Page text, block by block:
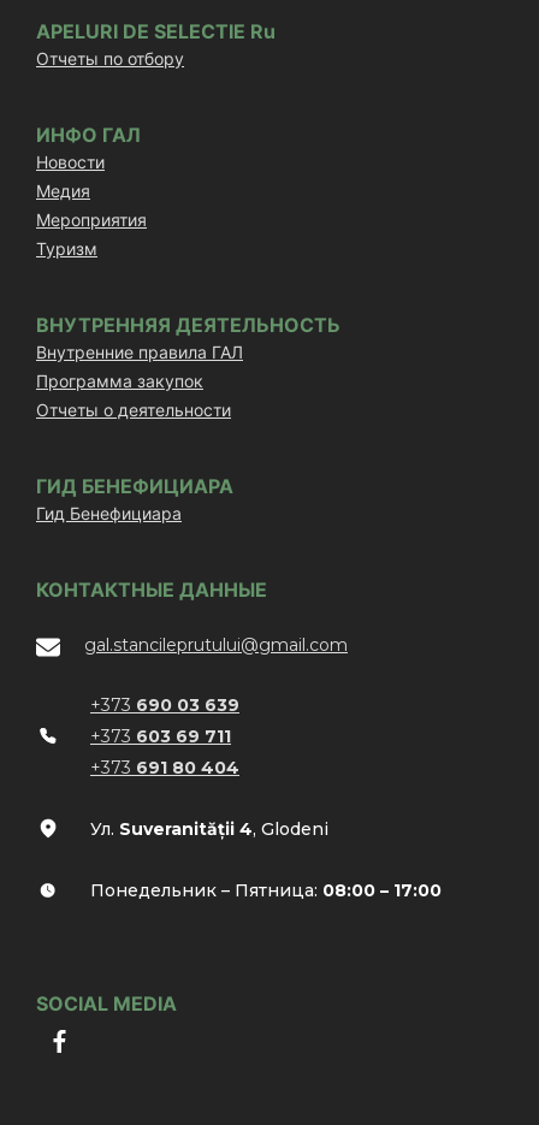
APELURI DE SELECTIE Ru
Отчеты по отбору
ИНФО ГАЛ
Новости
Медия
Мероприятия
Туризм
ВНУТРЕННЯЯ ДЕЯТЕЛЬНОСТЬ
Внутренние правила ГАЛ
Программа закупок
Отчеты о деятельности
ГИД БЕНЕФИЦИАРА
Гид Бенефициара
КОНТАКТНЫЕ ДАННЫЕ
gal.stancileprutului@gmail.com
+373 690 03 639
+373 603 69 711
+373 691 80 404
Ул. Suveranității 4, Glodeni
Понедельник – Пятница: 08:00 – 17:00
SOCIAL MEDIA